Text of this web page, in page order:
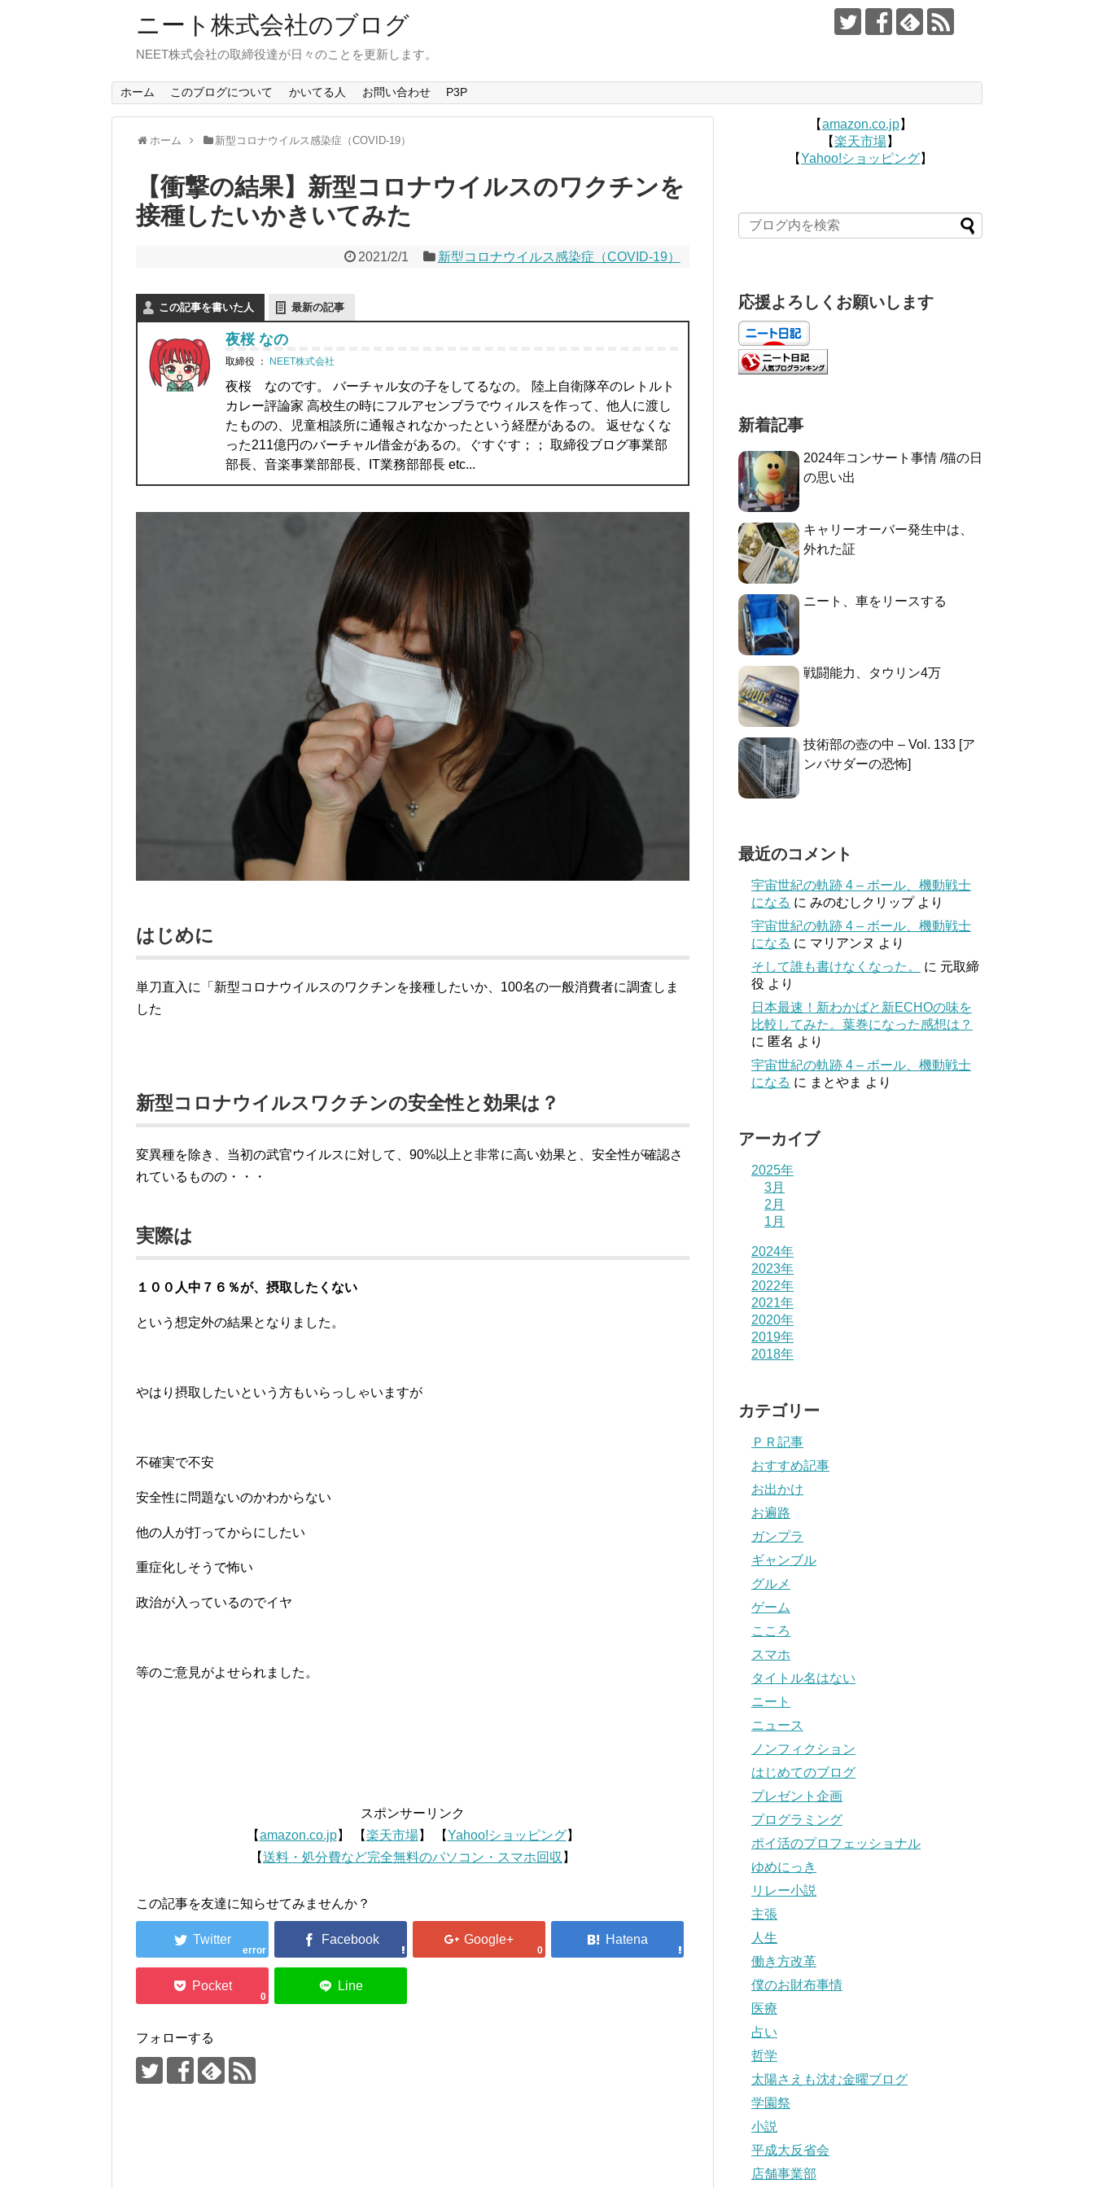
ニート株式会社のブログ
NEET株式会社の取締役達が日々のことを更新します。
ホーム このブログについて かいてる人 お問い合わせ P3P
ホーム 新型コロナウイルス感染症（COVID-19）
【衝撃の結果】新型コロナウイルスのワクチンを
接種したいかきいてみた
2021/2/1 新型コロナウイルス感染症（COVID-19）
この記事を書いた人 最新の記事
夜桜 なの
取締役 ： NEET株式会社
夜桜 なのです。 バーチャル女の子をしてるなの。 陸上自衛隊卒のレトルト
カレー評論家 高校生の時にフルアセンブラでウィルスを作って、他人に渡し
たものの、児童相談所に通報されなかったという経歴があるの。 返せなくな
った211億円のバーチャル借金があるの。ぐすぐす；； 取締役ブログ事業部
部長、音楽事業部部長、IT業務部部長 etc...
はじめに
単刀直入に「新型コロナウイルスのワクチンを接種したいか、100名の一般消費者に調査しま
した
新型コロナウイルスワクチンの安全性と効果は？
変異種を除き、当初の武官ウイルスに対して、90%以上と非常に高い効果と、安全性が確認さ
れているものの・・・
実際は
１００人中７６％が、摂取したくない
という想定外の結果となりました。
やはり摂取したいという方もいらっしゃいますが
不確実で不安
安全性に問題ないのかわからない
他の人が打ってからにしたい
重症化しそうで怖い
政治が入っているのでイヤ
等のご意見がよせられました。
スポンサーリンク
【amazon.co.jp】 【楽天市場】 【Yahoo!ショッピング】
【送料・処分費など完全無料のパソコン・スマホ回収 】
この記事を友達に知らせてみませんか？
error 0
0
フォローする
【amazon.co.jp】
【楽天市場】
【Yahoo!ショッピング】
応援よろしくお願いします
新着記事
2024年コンサート事情 /猫の日
の思い出
キャリーオーバー発生中は、
外れた証
ニート、車をリースする
戦闘能力、タウリン4万
技術部の壺の中 – Vol. 133 [ア
ンバサダーの恐怖]
最近のコメント
宇宙世紀の軌跡 4 – ボール、機動戦士
になる に みのむしクリップより
宇宙世紀の軌跡 4 – ボール、機動戦士
になる に マリアンヌ より
そして誰も書けなくなった。
に 元取締
役 より
日本最速！新わかばと新ECHOの味を
比較してみた。葉巻になった感想は？
に 匿名 より
宇宙世紀の軌跡 4 – ボール、機動戦士
になる に まとやま より
アーカイブ
2025年
3月
2月
1月
2024年
2023年
2022年
2021年
2020年
2019年
2018年
カテゴリー
ＰＲ記事
おすすめ記事
お出かけ
お遍路
ガンプラ
ギャンブル
グルメ
ゲーム
こころ
スマホ
タイトル名はない
ニート
ニュース
ノンフィクション
はじめてのブログ
プレゼント企画
プログラミング
ポイ活のプロフェッショナル
ゆめにっき
リレー小説
主張
人生
働き方改革
僕のお財布事情
医療
占い
哲学
太陽さえも沈む金曜ブログ
学園祭
小説
平成大反省会
店舗事業部